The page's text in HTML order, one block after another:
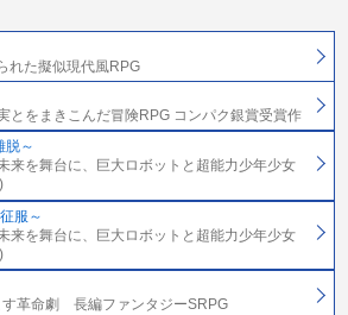
れた擬似現代風RPG
とをまきこんだ冒険RPG コンパク銀賞受賞作
脱～
来を舞台に、巨大ロボットと超能力少年少女
服～
来を舞台に、巨大ロボットと超能力少年少女
す革命劇 長編ファンタジーSRPG